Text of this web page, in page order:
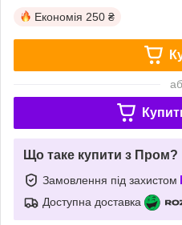
Економія 250 ₴
Що таке купити з Пром?
Замовлення під захистом
Доступна доставка